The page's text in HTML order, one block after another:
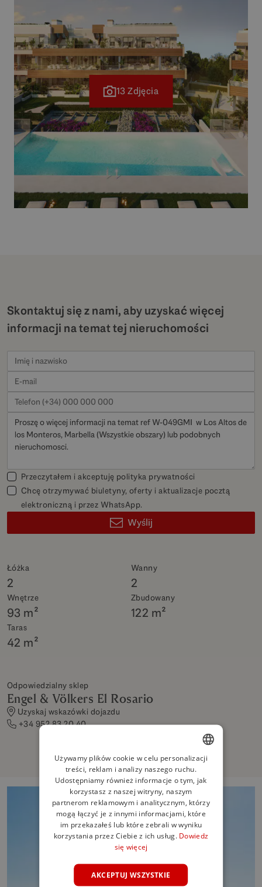
13 Zdjęcia
Skontaktuj się z nami, aby uzyskać więcej
informacji na temat tej nieruchomości
Łóżka
2
Wanny
2
Wnętrze
93 m²
Zbudowany
122 m²
Taras
42 m²
Odpowiedzialny sklep
Engel & Völkers El Rosario
Uzyskaj wskazówki dojazdu
+34 952 83 20 40
Przeczytałem i akceptuję polityka prywatności
Chcę otrzymywać biuletyny, oferty i aktualizacje pocztą
elektroniczną i przez WhatsApp.
Wyślij
ENGLISH
SPANISH
FRENCH
GERMAN
Używamy plików cookie w celu personalizacji
treści, reklam i analizy naszego ruchu.
Udostępniamy również informacje o tym, jak
korzystasz z naszej witryny, naszym
partnerom reklamowym i analitycznym, którzy
mogą łączyć je z innymi informacjami, które
im przekazałeś lub które zebrali w wyniku
korzystania przez Ciebie z ich usług. Dowiedz
się więcej
AKCEPTUJ WSZYSTKIE